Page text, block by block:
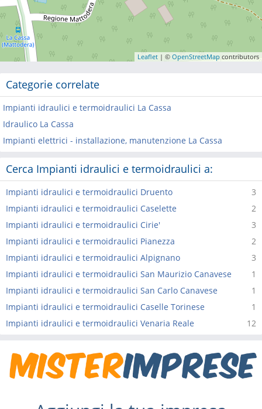
Leaflet | © OpenStreetMap contributors
Categorie correlate
Impianti idraulici e termoidraulici La Cassa
Idraulico La Cassa
Impianti elettrici - installazione, manutenzione La Cassa
Cerca Impianti idraulici e termoidraulici a:
3
Impianti idraulici e termoidraulici Druento
2
Impianti idraulici e termoidraulici Caselette
3
Impianti idraulici e termoidraulici Cirie'
2
Impianti idraulici e termoidraulici Pianezza
3
Impianti idraulici e termoidraulici Alpignano
1
Impianti idraulici e termoidraulici San Maurizio Canavese
1
Impianti idraulici e termoidraulici San Carlo Canavese
1
Impianti idraulici e termoidraulici Caselle Torinese
12
Impianti idraulici e termoidraulici Venaria Reale